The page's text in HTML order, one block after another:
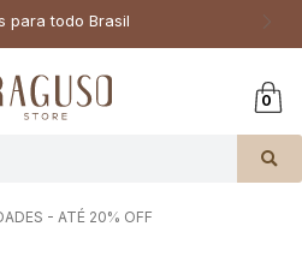
0
- ATÉ 20% OFF